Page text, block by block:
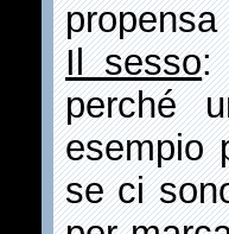
propensa
Il sesso:
perché
esempio
se ci